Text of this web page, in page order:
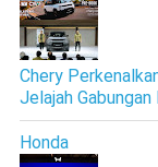
Chery
Jelajah
Honda